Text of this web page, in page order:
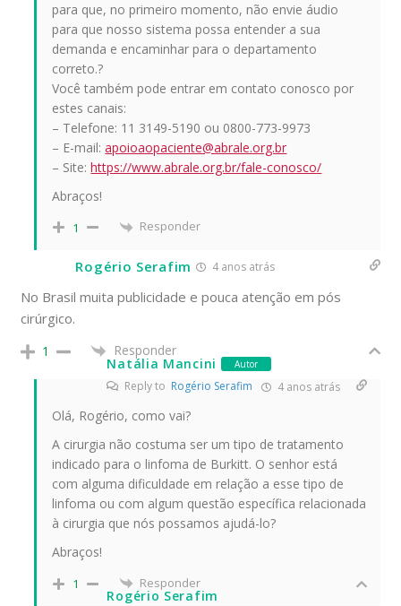
para que, no primeiro momento, não envie áudio
para que nosso sistema possa entender a sua
demanda e encaminhar para o departamento
correto.?
Você também pode entrar em contato conosco por
estes canais:
– Telefone: 11 3149-5190 ou 0800-773-9973
– E-mail:apoioaopaciente@abrale.org.br
– Site:https://www.abrale.org.br/fale-conosco/
Abraços!
1 Responder
Rogério Serafim 4 anos atrás
No Brasil muita publicidade e pouca atenção em pós
cirúrgico.
1
Responder
Natália Mancini
Autor
Reply to Rogério Serafim 4 anos atrás
Olá, Rogério, como vai?
A cirurgia não costuma ser um tipo de tratamento
indicado para o linfoma de Burkitt. O senhor está
com alguma dificuldade em relação a esse tipo de
linfoma ou com algum questão específica relacionada
à cirurgia que nós possamos ajudá-lo?
Abraços!
1 Responder
Rogério Serafim